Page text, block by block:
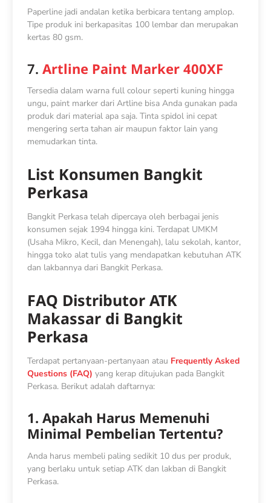
Paperline jadi andalan ketika berbicara tentang amplop.
Tipe produk ini berkapasitas 100 lembar dan merupakan
kertas 80 gsm.
7.Artline Paint Marker 400XF
Tersedia dalam warna full colour seperti kuning hingga
ungu, paint marker dari Artline bisa Anda gunakan pada
produk dari material apa saja. Tinta spidol ini cepat
mengering serta tahan air maupun faktor lain yang
memudarkan tinta.
List Konsumen Bangkit
Perkasa
Bangkit Perkasa telah dipercaya oleh berbagai jenis
konsumen sejak 1994 hingga kini. Terdapat UMKM
(Usaha Mikro, Kecil, dan Menengah), lalu sekolah, kantor,
hingga toko alat tulis yang mendapatkan kebutuhan ATK
dan lakbannya dari Bangkit Perkasa.
FAQ Distributor ATK
Makassar di Bangkit
Perkasa
Terdapat pertanyaan-pertanyaan atau Frequently Asked
Questions (FAQ) yang kerap ditujukan pada Bangkit
Perkasa. Berikut adalah daftarnya:
1. Apakah Harus Memenuhi
Minimal Pembelian Tertentu?
Anda harus membeli paling sedikit 10 dus per produk,
yang berlaku untuk setiap ATK dan lakban di Bangkit
Perkasa.